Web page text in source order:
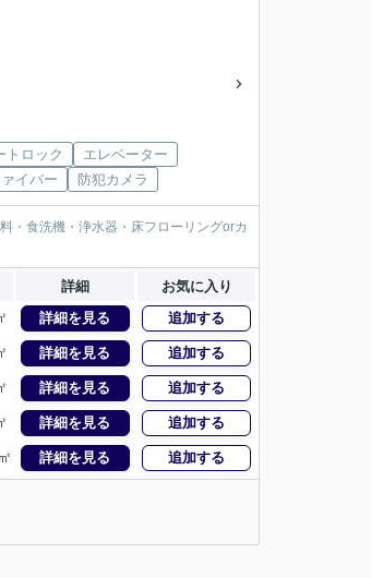
トロック
エレベーター
イバー 防犯カメラ
・食洗機・浄水器・床フローリングorカ
詳細 お気に入り
詳細を見る 追加する
詳細を見る 追加する
詳細を見る 追加する
詳細を見る 追加する
詳細を見る 追加する